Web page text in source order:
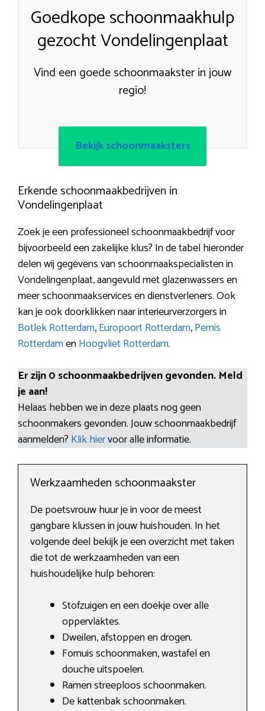
Goedkope schoonmaakhulp
gezocht Vondelingenplaat
Vind een goede schoonmaakster in jouw
regio!
Bekijk schoonmaaksters
Erkende schoonmaakbedrijven in
Vondelingenplaat
Zoek je een professioneel schoonmaakbedrijf voor
bijvoorbeeld een zakelijke klus? In de tabel hieronder
delen wij gegevens van schoonmaakspecialisten in
Vondelingenplaat, aangevuld met glazenwassers en
meer schoonmaakservices en dienstverleners. Ook
kan je ook doorklikken naar interieurverzorgers in
Botlek Rotterdam,Europoort Rotterdam,Pernis
RotterdamenHoogvliet Rotterdam.
Er zijn 0 schoonmaakbedrijven gevonden. Meld
je aan!
Helaas hebben we in deze plaats nog geen
schoonmakers gevonden. Jouw schoonmaakbedrijf
aanmelden? Klik hiervoor alle informatie.
Werkzaamheden schoonmaakster
De poetsvrouw huur je in voor de meest
gangbare klussen in jouw huishouden. In het
volgende deel bekijk je een overzicht met taken
die tot de werkzaamheden van een
huishoudelijke hulp behoren:
Stofzuigen en een doekje over alle
oppervlaktes.
Dweilen, afstoppen en drogen.
Fornuis schoonmaken, wastafel en
douche uitspoelen.
Ramen streeploos schoonmaken.
De kattenbak schoonmaken.